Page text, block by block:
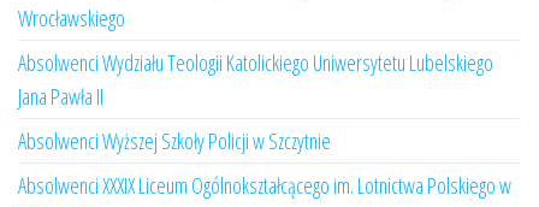
Wrocławskiego
Absolwenci Wydziału Teologii Katolickiego Uniwersytetu Lubelskiego
Jana Pawła II
Absolwenci Wyższej Szkoły Policji w Szczytnie
Absolwenci XXXIX Liceum Ogólnokształcącego im. Lotnictwa Polskiego w